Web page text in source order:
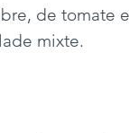
de tomate
mixte.